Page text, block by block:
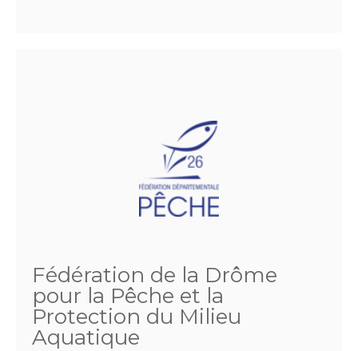
Fédération de la Drôme
pour la Pêche et la
Protection du Milieu
Aquatique